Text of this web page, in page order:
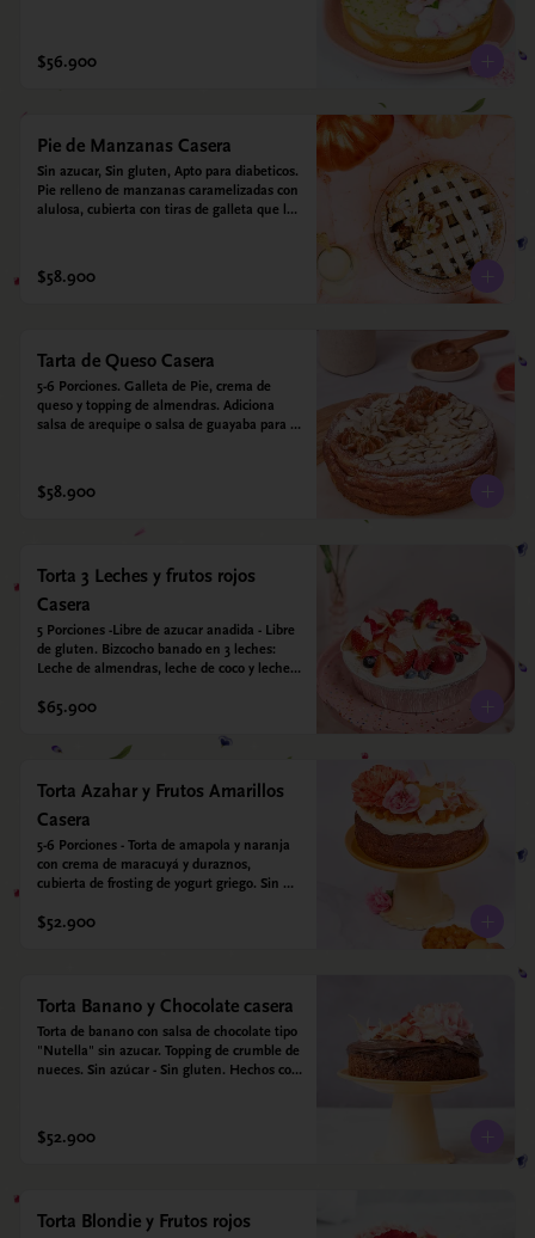
$56.900
Pie de Manzanas Casera
Sin azucar, Sin gluten, Apto para diabeticos.
Pie relleno de manzanas caramelizadas con
alulosa, cubierta con tiras de galleta que le
envuelve todos los sabores.
$58.900
Tarta de Queso Casera
5-6 Porciones. Galleta de Pie, crema de
queso y topping de almendras. Adiciona
salsa de arequipe o salsa de guayaba para
$58.900
Torta 3 Leches y frutos rojos
Casera
5 Porciones -Libre de azucar anadida - Libre
de gluten. Bizcocho banado en 3 leches:
Leche de almendras, leche de coco y leche
de Harina de arroz, harina de quinoa y
5%.
$65.900
Torta Azahar y Frutos Amarillos
Casera
5-6 Porciones - Torta de amapola y naranja
con crema de maracuyá y duraznos,
cubierta de frosting de yogurt griego. Sin
$52.900
Torta Banano y Chocolate casera
Torta de banano con salsa de chocolate tipo
"Nutella" sin azucar. Topping de crumble de
nueces. Sin azúcar - Sin gluten. Hechos con
$52.900
Torta Blondie y Frutos rojos